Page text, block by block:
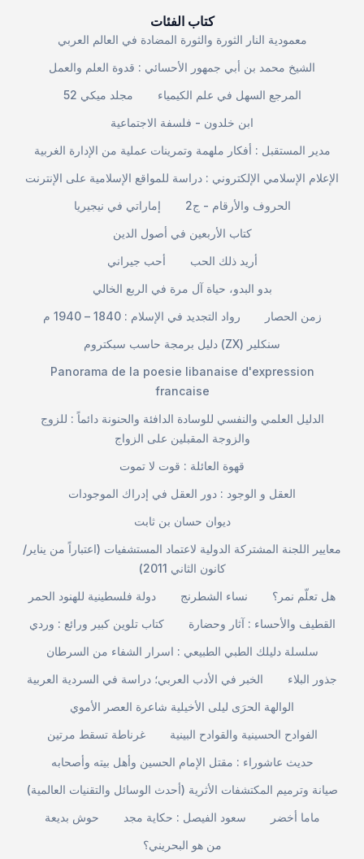
كتاب الفئات
معمودية النار الثورة والثورة المضادة في العالم العربي
الشيخ محمد بن أبي جمهور الأحسائي : قدوة العلم والعمل
مجلد ميكي 52
المرجع السهل في علم الكيمياء
ابن خلدون - فلسفة الاجتماعية
مدير المستقبل : أفكار ملهمة وتمرينات عملية من الإدارة الغربية
الإعلام الإسلامي الإلكتروني : دراسة للمواقع الإسلامية على الإنترنت
إماراتي في نيجيريا
الحروف والأرقام - ج2
كتاب الأربعين في أصول الدين
أحب جيراني
أريد ذلك الحب
بدو البدو، حياة آل مرة في الربع الخالي
رواد التجديد في الإسلام : 1840 – 1940 م
زمن الحصار
دليل برمجة حاسب سبكتروم (ZX) سنكلير
Panorama de la poesie libanaise d'expression
francaise
الدليل العلمي والنفسي للوسادة الدافئة والحنونة دائماً : للزوج
والزوجة المقبلين على الزواج
قهوة العائلة : قوت لا تموت
العقل و الوجود : دور العقل في إدراك الموجودات
ديوان حسان بن ثابت
معايير اللجنة المشتركة الدولية لاعتماد المستشفيات (اعتباراً من يناير/
كانون الثاني 2011)
دولة فلسطينية للهنود الحمر
نساء الشطرنج
هل تعلّم نمر؟
كتاب تلوين كبير ورائع : وردي
القطيف والأحساء : آثار وحضارة
سلسلة دليلك الطبي الطبيعي : اسرار الشفاء من السرطان
الخبر في الأدب العربي؛ دراسة في السردية العربية
جذور البلاء
الوالهة الحرَى ليلى الأخيلية شاعرة العصر الأموي
غرناطة تسقط مرتين
الفوادح الحسينية والقوادح البينية
حديث عاشوراء : مقتل الإمام الحسين وأهل بيته وأصحابه
صيانة وترميم المكتشفات الأثرية (أحدث الوسائل والتقنيات العالمية)
حوش بديعة
سعود الفيصل : حكاية مجد
ماما أخضر
من هو البحريني؟